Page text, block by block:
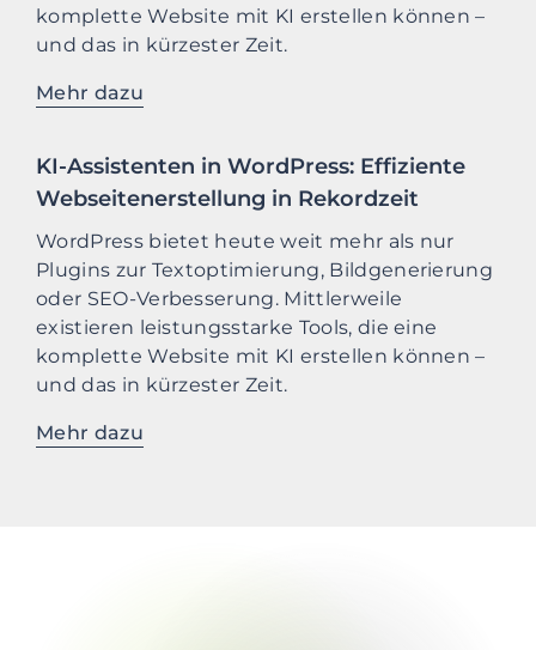
komplette Website mit KI erstellen können –
und das in kürzester Zeit.
Mehr dazu
KI-Assistenten in WordPress: Effiziente
Webseitenerstellung in Rekordzeit
WordPress bietet heute weit mehr als nur
Plugins zur Textoptimierung, Bildgenerierung
oder SEO-Verbesserung. Mittlerweile
existieren leistungsstarke Tools, die eine
komplette Website mit KI erstellen können –
und das in kürzester Zeit.
Mehr dazu